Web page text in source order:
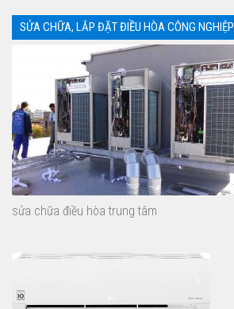
SỬA CHỮA, LẮP ĐẶT ĐIỀU HÒA CÔNG NGHIỆP
sửa chữa điều hòa trung tâm